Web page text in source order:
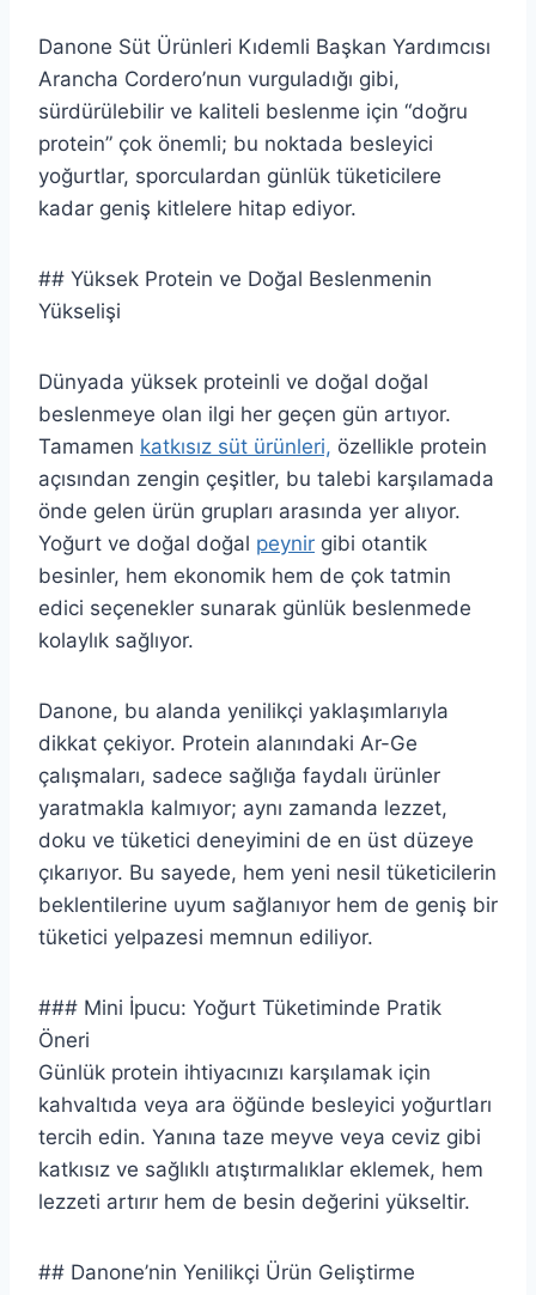
Danone Süt Ürünleri Kıdemli Başkan Yardımcısı
Arancha Cordero’nun vurguladığı gibi,
sürdürülebilir ve kaliteli beslenme için “doğru
protein” çok önemli; bu noktada besleyici
yoğurtlar, sporculardan günlük tüketicilere
kadar geniş kitlelere hitap ediyor.
## Yüksek Protein ve Doğal Beslenmenin
Yükselişi
Dünyada yüksek proteinli ve doğal doğal
beslenmeye olan ilgi her geçen gün artıyor.
Tamamen katkısız süt ürünleri, özellikle protein
açısından zengin çeşitler, bu talebi karşılamada
önde gelen ürün grupları arasında yer alıyor.
Yoğurt ve doğal doğal peynir gibi otantik
besinler, hem ekonomik hem de çok tatmin
edici seçenekler sunarak günlük beslenmede
kolaylık sağlıyor.
Danone, bu alanda yenilikçi yaklaşımlarıyla
dikkat çekiyor. Protein alanındaki Ar-Ge
çalışmaları, sadece sağlığa faydalı ürünler
yaratmakla kalmıyor; aynı zamanda lezzet,
doku ve tüketici deneyimini de en üst düzeye
çıkarıyor. Bu sayede, hem yeni nesil tüketicilerin
beklentilerine uyum sağlanıyor hem de geniş bir
tüketici yelpazesi memnun ediliyor.
### Mini İpucu: Yoğurt Tüketiminde Pratik
Öneri
Günlük protein ihtiyacınızı karşılamak için
kahvaltıda veya ara öğünde besleyici yoğurtları
tercih edin. Yanına taze meyve veya ceviz gibi
katkısız ve sağlıklı atıştırmalıklar eklemek, hem
lezzeti artırır hem de besin değerini yükseltir.
## Danone’nin Yenilikçi Ürün Geliştirme